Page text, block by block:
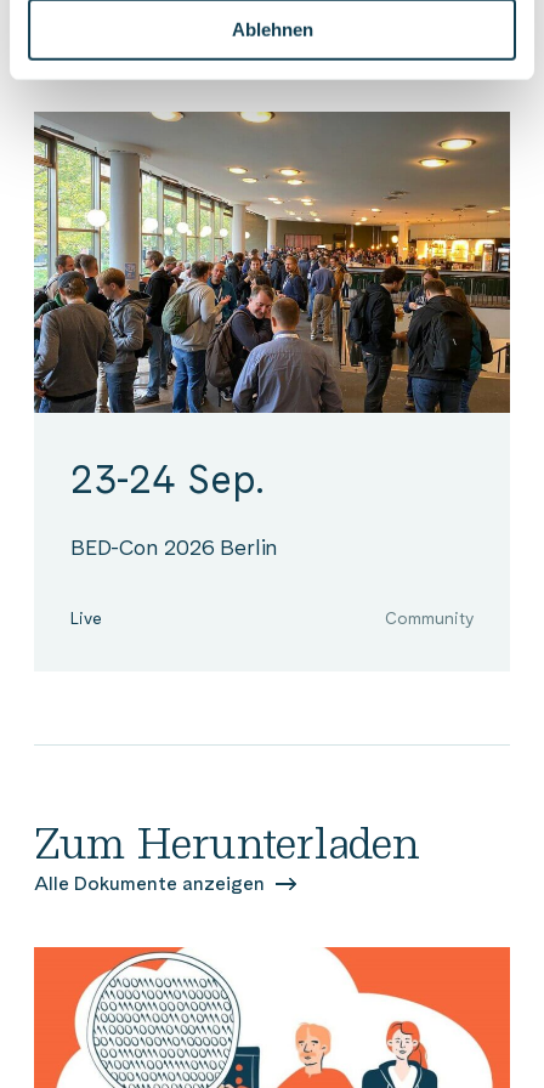
Ablehnen
23-24 Sep.
BED-Con 2026 Berlin
Live Community
Zum Herunterladen
Alle Dokumente anzeigen